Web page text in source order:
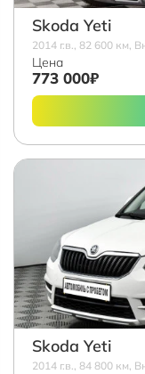
Skoda Yeti
2014 г.в., 82 600 км,
Цена
773 000₽
Skoda Yeti
2014 г.в., 84 800 км,